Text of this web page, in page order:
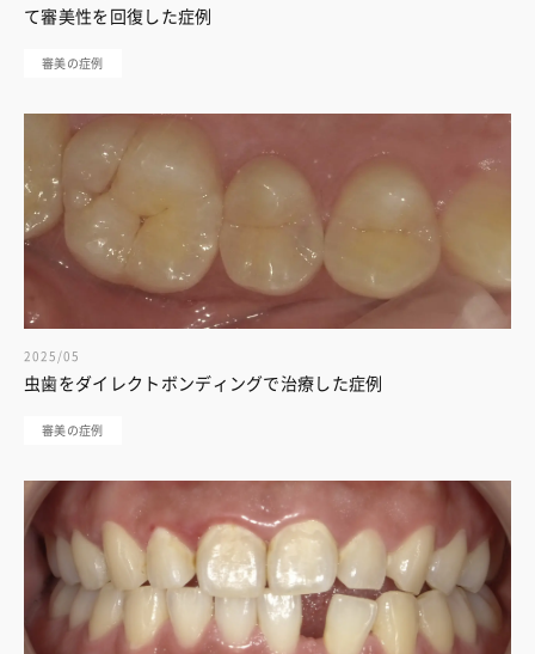
て審美性を回復した症例
審美の症例
2025/05
虫歯をダイレクトボンディングで治療した症例
審美の症例